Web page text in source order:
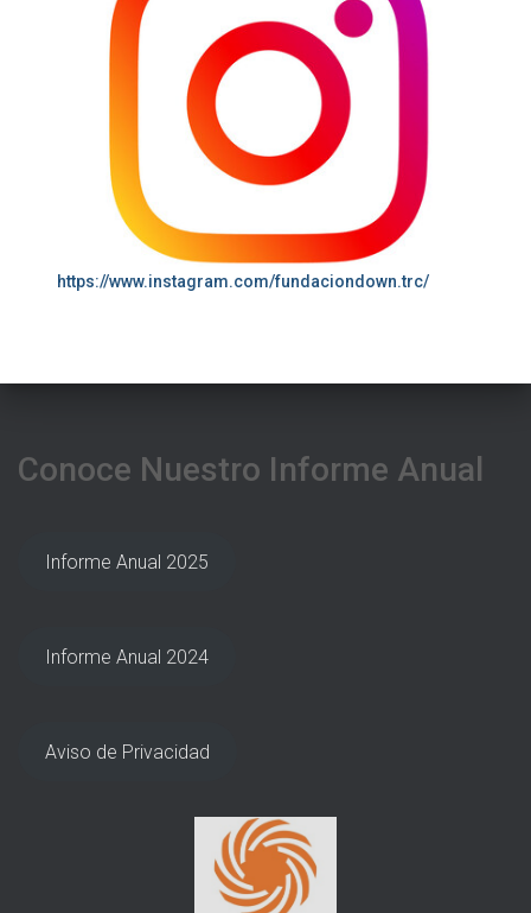
https://www.instagram.com/fundaciondown.trc/
Conoce Nuestro Informe Anual
Informe Anual 2025
Informe Anual 2024
Aviso de Privacidad